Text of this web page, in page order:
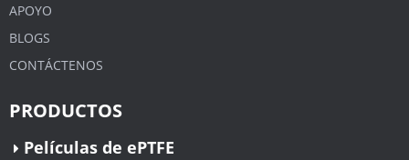
APOYO
BLOGS
CONTÁCTENOS
PRODUCTOS
Películas de ePTFE